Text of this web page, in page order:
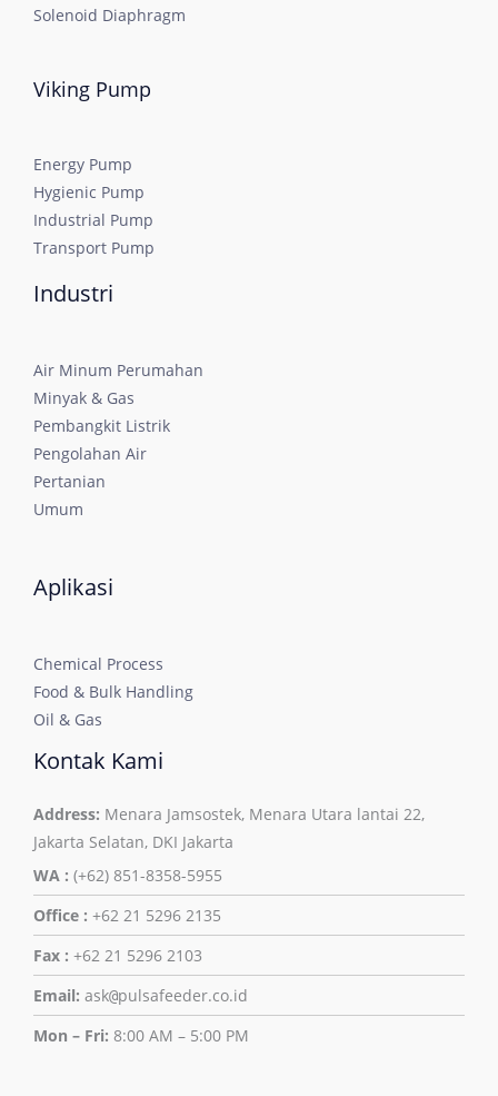
Solenoid Diaphragm
Viking Pump
Energy Pump
Hygienic Pump
Industrial Pump
Transport Pump
Industri
Air Minum Perumahan
Minyak & Gas
Pembangkit Listrik
Pengolahan Air
Pertanian
Umum
Aplikasi
Chemical Process
Food & Bulk Handling
Oil & Gas
Kontak Kami
Address: Menara Jamsostek, Menara Utara lantai 22,
Jakarta Selatan, DKI Jakarta
WA : (+62) 851-8358-5955
Office : +62 21 5296 2135
Fax : +62 21 5296 2103
Email: ask@pulsafeeder.co.id
Mon – Fri: 8:00 AM – 5:00 PM